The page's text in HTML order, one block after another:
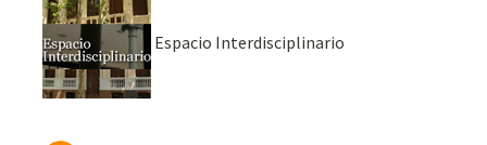
Espacio Interdisciplinario